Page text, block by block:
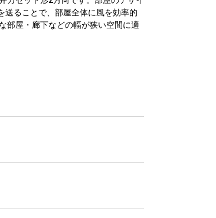
送ることで、部屋全体に風を効率的
部屋・廊下などの幅が狭い空間に適